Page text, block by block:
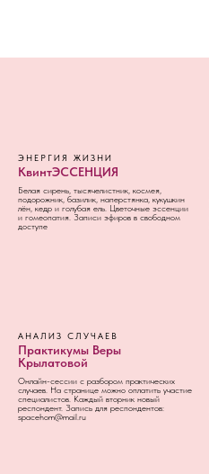
ЭНЕРГИЯ ЖИЗНИ
КвинтЭССЕНЦИЯ
Белая сирень, тысячелистник, космея,
подорожник, базилик, наперстянка, кукушкин
лён, кедр и голубая ель. Цветочные эссенции
и гомеопатия. Записи эфиров в свободном
доступе
АНАЛИЗ СЛУЧАЕВ
Практикумы Веры
Крылатовой
Онлайн-сессии с разбором практических
случаев. На странице можно оплатить участие
специалистов. Каждый вторник новый
респондент. Запись для респондентов:
spacehom@mail.ru